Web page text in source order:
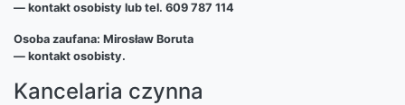
— kontakt osobisty lub tel. 609 787 114
Osoba zaufana: Mirosław Boruta
— kontakt osobisty.
Kancelaria czynna